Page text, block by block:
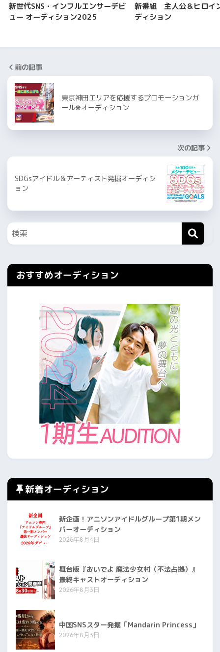
新世代SNS・インフルエンサーデビ
ュー オーディション2025
新番組 主人公＆ヒロイ
ディション
前の記事
東京神田エリアを応援するプロモーションガ
ール❋オーディション
次の記事
SDGsアイドル＆アーティスト発掘オーディシ
ョン
おすすめオーディション
新着オーディション
新企画！アニソンアイドルグループ第1期メン
バーオーディション
2026年8月4日
舞台版『おいでよ 魔法少女村（不法占拠）』
最終キャストオーディション
2026年8月3日
中国SNSスター発掘「Mandarin Princess」
2026年8月3日